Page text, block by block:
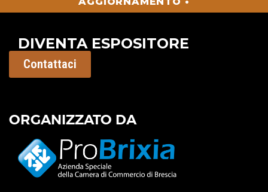
PROGRAMMA
VISITA
ESPONI
NEWS
CONTATTI
ACQUISTA BIGLIETTO
DIVENTA ESPOSITORE
Contattaci
ORGANIZZATO DA